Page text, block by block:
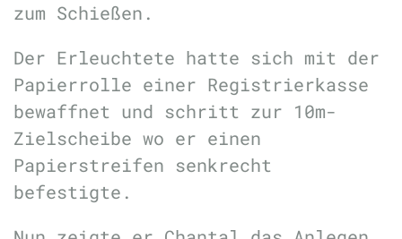
zum Schießen.
Der Erleuchtete hatte sich mit der
Papierrolle einer Registrierkasse
bewaffnet und schritt zur 10m-
Zielscheibe wo er einen
Papierstreifen senkrecht
befestigte.